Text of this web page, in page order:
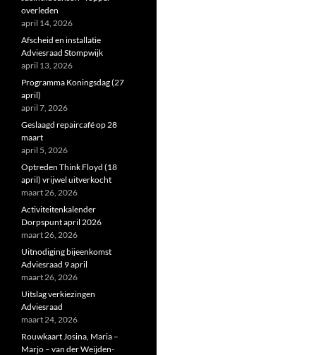
overleden
april 14, 2026
Afscheid en installatie
Adviesraad Stompwijk
april 13, 2026
Programma Koningsdag (27
april)
april 7, 2026
Geslaagd repaircafé op 28
maart
april 5, 2026
Optreden Think Floyd (18
april) vrijwel uitverkocht
maart 26, 2026
Activiteitenkalender
Dorpspunt april 2026
maart 26, 2026
Uitnodiging bijeenkomst
Adviesraad 9 april
maart 26, 2026
Uitslag verkiezingen
Adviesraad
maart 24, 2026
Rouwkaart Josina, Maria –
Marjo – van der Weijden-